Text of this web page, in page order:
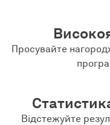
Просувайте
Відстежуйте